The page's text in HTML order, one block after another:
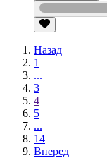
Назад
1
...
3
4
5
...
14
Вперед